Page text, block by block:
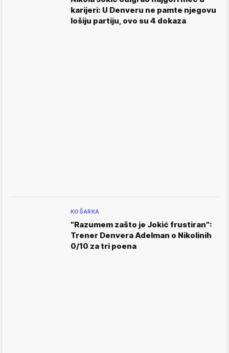
karijeri: U Denveru ne pamte njegovu
lošiju partiju, ovo su 4 dokaza
KOŠARKA
"Razumem zašto je Jokić frustiran":
Trener Denvera Adelman o Nikolinih
0/10 za tri poena